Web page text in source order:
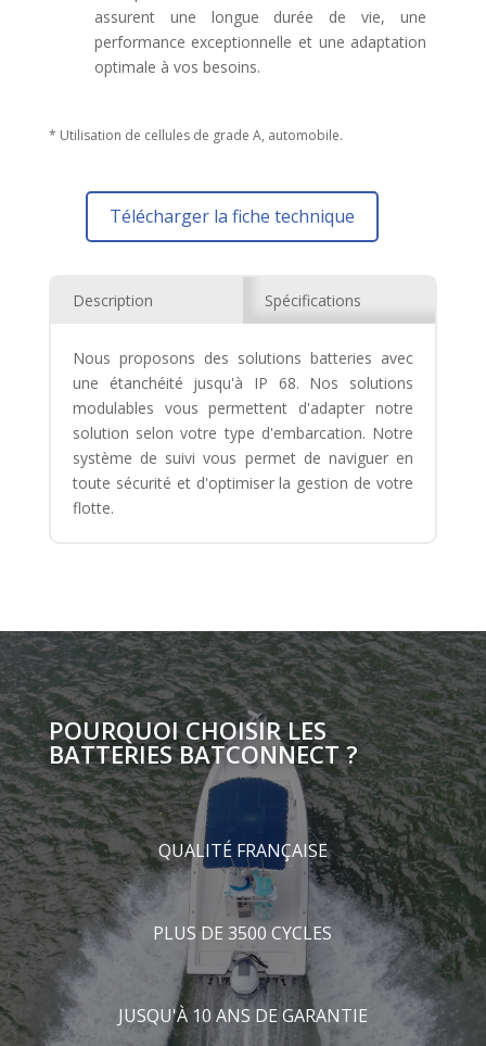
assurent une longue durée de vie, une
performance exceptionnelle et une adaptation
optimale à vos besoins.
* Utilisation de cellules de grade A, automobile.
Télécharger la fiche technique
Description Spécifications
Nous proposons des solutions batteries avec
une étanchéité jusqu'à IP 68. Nos solutions
modulables vous permettent d'adapter notre
solution selon votre type d'embarcation. Notre
système de suivi vous permet de naviguer en
toute sécurité et d'optimiser la gestion de votre
flotte.
POURQUOI CHOISIR LES
BATTERIES BATCONNECT ?
QUALITÉ FRANÇAISE
PLUS DE 3500 CYCLES
JUSQU'À 10 ANS DE GARANTIE